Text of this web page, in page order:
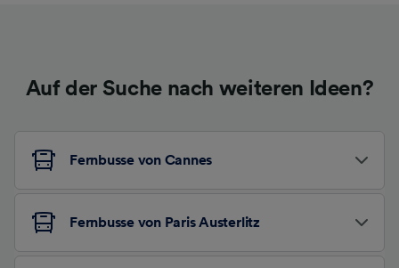
Auf der Suche nach weiteren Ideen?
Fernbusse von Cannes
Fernbusse von Paris Austerlitz